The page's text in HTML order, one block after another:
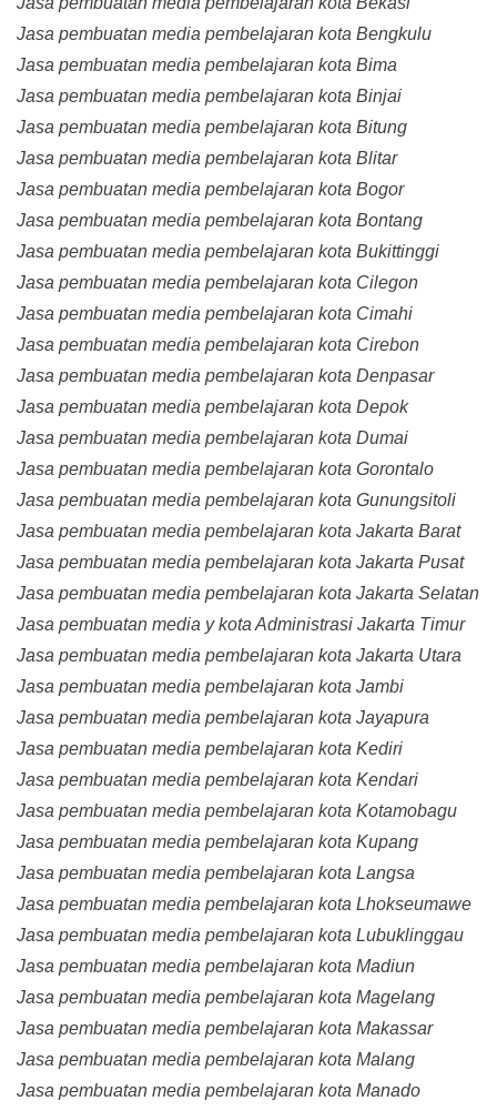
Jasa pembuatan media pembelajaran kota Bengkulu
Jasa pembuatan media pembelajaran kota Bima
Jasa pembuatan media pembelajaran kota Binjai
Jasa pembuatan media pembelajaran kota Bitung
Jasa pembuatan media pembelajaran kota Blitar
Jasa pembuatan media pembelajaran kota Bogor
Jasa pembuatan media pembelajaran kota Bontang
Jasa pembuatan media pembelajaran kota Bukittinggi
Jasa pembuatan media pembelajaran kota Cilegon
Jasa pembuatan media pembelajaran kota Cimahi
Jasa pembuatan media pembelajaran kota Cirebon
Jasa pembuatan media pembelajaran kota Denpasar
Jasa pembuatan media pembelajaran kota Depok
Jasa pembuatan media pembelajaran kota Dumai
Jasa pembuatan media pembelajaran kota Gorontalo
Jasa pembuatan media pembelajaran kota Gunungsitoli
Jasa pembuatan media pembelajaran kota Jakarta Barat
Jasa pembuatan media pembelajaran kota Jakarta Pusat
Jasa pembuatan media pembelajaran kota Jakarta Selatan
Jasa pembuatan media y kota Administrasi Jakarta Timur
Jasa pembuatan media pembelajaran kota Jakarta Utara
Jasa pembuatan media pembelajaran kota Jambi
Jasa pembuatan media pembelajaran kota Jayapura
Jasa pembuatan media pembelajaran kota Kediri
Jasa pembuatan media pembelajaran kota Kendari
Jasa pembuatan media pembelajaran kota Kotamobagu
Jasa pembuatan media pembelajaran kota Kupang
Jasa pembuatan media pembelajaran kota Langsa
Jasa pembuatan media pembelajaran kota Lhokseumawe
Jasa pembuatan media pembelajaran kota Lubuklinggau
Jasa pembuatan media pembelajaran kota Madiun
Jasa pembuatan media pembelajaran kota Magelang
Jasa pembuatan media pembelajaran kota Makassar
Jasa pembuatan media pembelajaran kota Malang
Jasa pembuatan media pembelajaran kota Manado